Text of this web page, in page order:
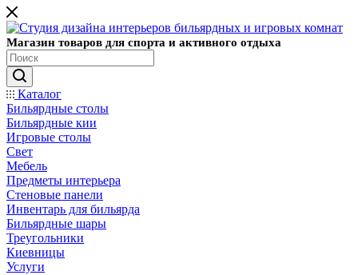
Магазин товаров для спорта и активного отдыха
Каталог
Бильярдные столы
Бильярдные кии
Игровые столы
Свет
Мебель
Предметы интерьера
Стеновые панели
Инвентарь для бильярда
Бильярдные шары
Треугольники
Киевницы
Услуги